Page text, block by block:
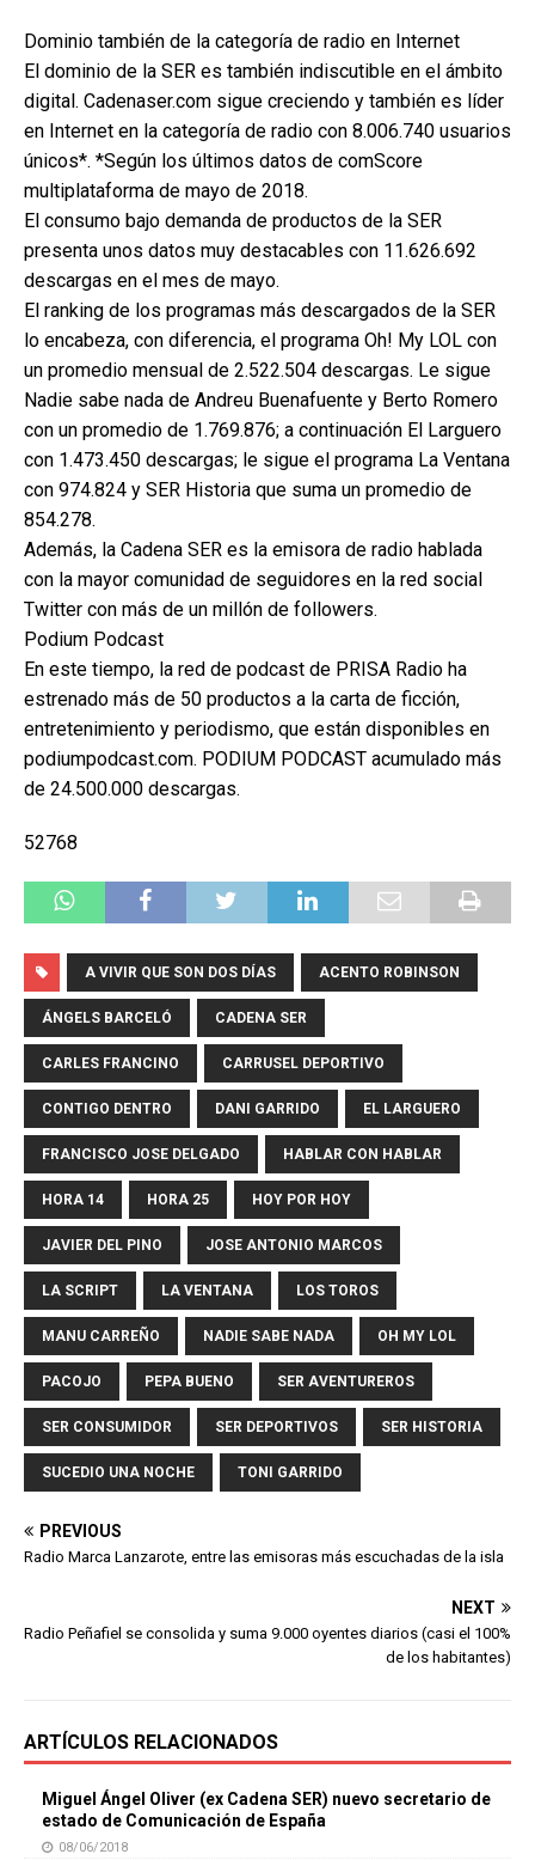
Dominio también de la categoría de radio en Internet
El dominio de la SER es también indiscutible en el ámbito
digital. Cadenaser.com sigue creciendo y también es líder
en Internet en la categoría de radio con 8.006.740 usuarios
únicos*. *Según los últimos datos de comScore
multiplataforma de mayo de 2018.
El consumo bajo demanda de productos de la SER
presenta unos datos muy destacables con 11.626.692
descargas en el mes de mayo.
El ranking de los programas más descargados de la SER
lo encabeza, con diferencia, el programa Oh! My LOL con
un promedio mensual de 2.522.504 descargas. Le sigue
Nadie sabe nada de Andreu Buenafuente y Berto Romero
con un promedio de 1.769.876; a continuación El Larguero
con 1.473.450 descargas; le sigue el programa La Ventana
con 974.824 y SER Historia que suma un promedio de
854.278.
Además, la Cadena SER es la emisora de radio hablada
con la mayor comunidad de seguidores en la red social
Twitter con más de un millón de followers.
Podium Podcast
En este tiempo, la red de podcast de PRISA Radio ha
estrenado más de 50 productos a la carta de ficción,
entretenimiento y periodismo, que están disponibles en
podiumpodcast.com. PODIUM PODCAST acumulado más
de 24.500.000 descargas.
52768
A VIVIR QUE SON DOS DÍAS ACENTO ROBINSON
ÁNGELS BARCELÓ CADENA SER
CARLES FRANCINO CARRUSEL DEPORTIVO
CONTIGO DENTRO DANI GARRIDO EL LARGUERO
FRANCISCO JOSE DELGADO HABLAR CON HABLAR
HORA 14 HORA 25 HOY POR HOY
JAVIER DEL PINO JOSE ANTONIO MARCOS
LA SCRIPT LA VENTANA LOS TOROS
MANU CARREÑO NADIE SABE NADA OH MY LOL
PACOJO PEPA BUENO SER AVENTUREROS
SER CONSUMIDOR SER DEPORTIVOS SER HISTORIA
SUCEDIO UNA NOCHE TONI GARRIDO
PREVIOUS
Radio Marca Lanzarote, entre las emisoras más escuchadas de la isla
NEXT
Radio Peñafiel se consolida y suma 9.000 oyentes diarios (casi el 100%
de los habitantes)
ARTÍCULOS RELACIONADOS
Miguel Ángel Oliver (ex Cadena SER) nuevo secretario de
estado de Comunicación de España
08/06/2018